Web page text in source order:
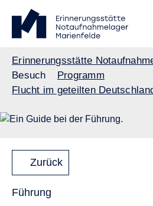
Standortmenu
Show locations
STIFTUNG BERLINER
Alle Standorte
Erinnerungsstätte
Pfadnavigation
Erinnerungsstätte
Besuch
Programm
Flucht im geteilten
Zurück
Führung